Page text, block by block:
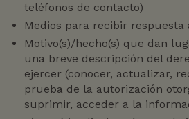
teléfonos de contacto)
Medios para recibir respuesta
Motivo(s)/hecho(s) que dan
una breve descripción del
ejercer (conocer, actualizar,
prueba de la autorización
suprimir, acceder a la